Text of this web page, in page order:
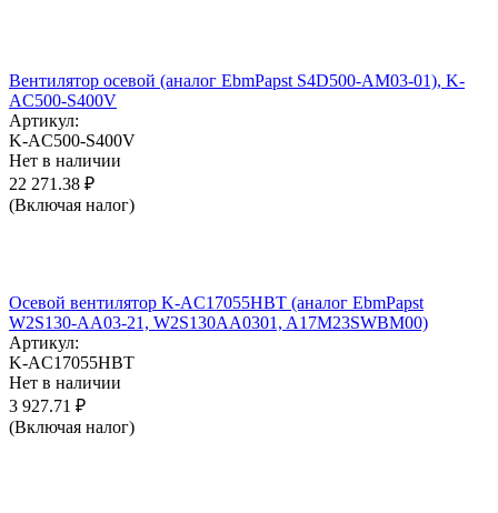
Вентилятор осевой (аналог EbmPapst S4D500-AM03-01), K-
AC500-S400V
Артикул:
K-AC500-S400V
Нет в наличии
22 271.38 ₽
(Включая налог)
Осевой вентилятор K-AC17055HBT (аналог EbmPapst
W2S130-AA03-21, W2S130AA0301, A17M23SWBM00)
Артикул:
K-AC17055HBT
Нет в наличии
3 927.71 ₽
(Включая налог)